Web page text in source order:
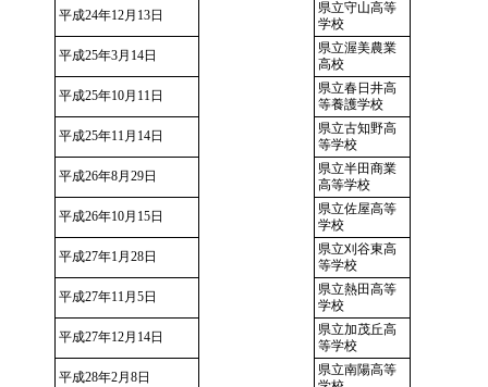
平成24年12月13日
県立守山高等
学校
平成25年3月14日
県立渥美農業
高校
平成25年10月11日
県立春日井高
等養護学校
平成25年11月14日
県立古知野高
等学校
平成26年8月29日
県立半田商業
高等学校
平成26年10月15日
県立佐屋高等
学校
平成27年1月28日
県立刈谷東高
等学校
平成27年11月5日
県立熱田高等
学校
平成27年12月14日
県立加茂丘高
等学校
平成28年2月8日
県立南陽高等